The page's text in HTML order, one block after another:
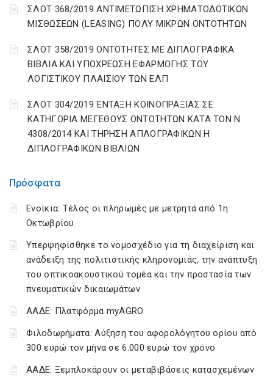
Πρόσφατα
Ενοίκια: Τέλος οι πληρωμές με μετρητά από 1η
Οκτωβρίου
Υπερψηφίσθηκε το νομοσχέδιο για τη διαχείριση και
ανάδειξη της πολιτιστικής κληρονομιάς, την ανάπτυξη
του οπτικοακουστικού τομέα και την προστασία των
πνευματικών δικαιωμάτων
ΑΑΔΕ: Πλατφόρμα myAGRO
Φιλοδωρήματα: Αύξηση του αφορολόγητου ορίου από
300 ευρώ τον μήνα σε 6.000 ευρώ τον χρόνο
ΑΑΔΕ: Ξεμπλοκάρουν οι μεταβιβάσεις κατασχεμένων
ΣΛΟΤ 368/2019 ΑΝΤΙΜΕΤΩΠΙΣΗ ΧΡΗΜΑΤΟΔΟΤΙΚΩΝ
ΜΙΣΘΩΣΕΩΝ (LEASING) ΠΟΛΥ ΜΙΚΡΩΝ ΟΝΤΟΤΗΤΩΝ
ΣΛΟΤ 358/2019 ΟΝΤΟΤΗΤΕΣ ΜΕ ΔΙΠΛΟΓΡΑΦΙΚΑ
ΒΙΒΛΙΑ ΚΑΙ ΥΠΟΧΡΕΩΣΗ ΕΦΑΡΜΟΓΗΣ ΤΟΥ
ΛΟΓΙΣΤΙΚΟΥ ΠΛΑΙΣΙΟΥ ΤΩΝ ΕΛΠ
ΣΛΟΤ 304/2019 ΈΝΤΑΞΗ ΚΟΙΝΟΠΡΑΞΙΑΣ ΣΕ
ΚΑΤΗΓΟΡΙΑ ΜΕΓΕΘΟΥΣ ΟΝΤΟΤΗΤΩΝ ΚΑΤΑ ΤΟΝ Ν
4308/2014 ΚΑΙ ΤΗΡΗΣΗ ΑΠΛΟΓΡΑΦΙΚΩΝ Η
ΔΙΠΛΟΓΡΑΦΙΚΩΝ ΒΙΒΛΙΩΝ